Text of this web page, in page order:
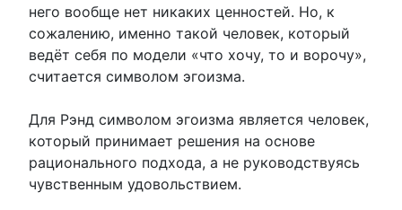
него вообще нет никаких ценностей. Но, к
сожалению, именно такой человек, который
ведёт себя по модели «что хочу, то и ворочу»,
считается символом эгоизма.
Для Рэнд символом эгоизма является человек,
который принимает решения на основе
рационального подхода, а не руководствуясь
чувственным удовольствием.